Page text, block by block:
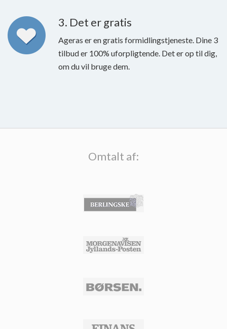
3. Det er gratis
Ageras er en gratis formidlingstjeneste. Dine 3
tilbud er 100% uforpligtende. Det er op til dig,
om du vil bruge dem.
Omtalt af: